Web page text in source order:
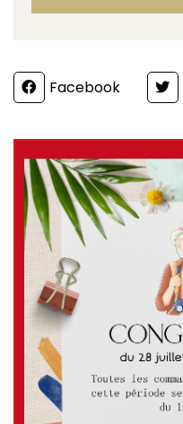
PartagerFacebook